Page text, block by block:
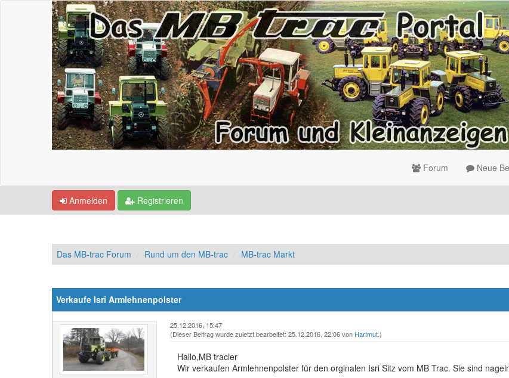
Forum Neue
Anmelden Registrieren
Das MB-trac Forum Rund um den MB-trac MB-trac Markt
Verkaufe Isri Armlehnenpolster
25.12.2016, 15:47
(Dieser Beitrag wurde zuletzt bearbeitet: 25.12.2016, 22:06 von Hartmut.)
Hallo,MB tracler
Wir verkaufen Armlehnenpolster für den orginalen Isri Sitz vom MB Trac. Sie sind